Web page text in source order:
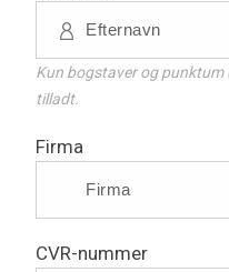
Kun bogstaver og
tilladt.
Firma
CVR-nummer